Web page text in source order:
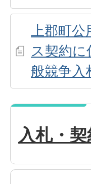
上郡町公
ス契約に
般競争入
入札・